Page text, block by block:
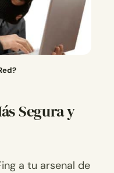
Segura y
a tu arsenal de